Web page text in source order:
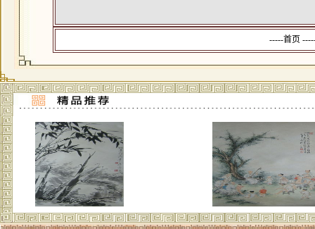
-----首页